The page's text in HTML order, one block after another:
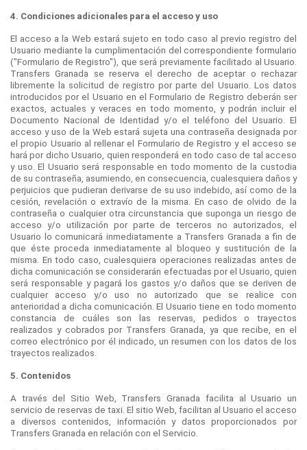
4. Condiciones adicionales para el acceso y uso
El acceso a la Web estará sujeto en todo caso al previo registro del
Usuario mediante la cumplimentación del correspondiente formulario
("Formulario de Registro"), que será previamente facilitado al Usuario.
Transfers Granada se reserva el derecho de aceptar o rechazar
libremente la solicitud de registro por parte del Usuario. Los datos
introducidos por el Usuario en el Formulario de Registro deberán ser
exactos, actuales y veraces en todo momento, y podrán incluir el
Documento Nacional de Identidad y/o el teléfono del Usuario. El
acceso y uso de la Web estará sujeta una contraseña designada por
el propio Usuario al rellenar el Formulario de Registro y el acceso se
hará por dicho Usuario, quien responderá en todo caso de tal acceso
y uso. El Usuario será responsable en todo momento de la custodia
de su contraseña, asumiendo, en consecuencia, cualesquiera daños y
perjuicios que pudieran derivarse de su uso indebido, así como de la
cesión, revelación o extravío de la misma. En caso de olvido de la
contraseña o cualquier otra circunstancia que suponga un riesgo de
acceso y/o utilización por parte de terceros no autorizados, el
Usuario lo comunicará inmediatamente a Transfers Granada a fin de
que éste proceda inmediatamente al bloqueo y sustitución de la
misma. En todo caso, cualesquiera operaciones realizadas antes de
dicha comunicación se considerarán efectuadas por el Usuario, quien
será responsable y pagará los gastos y/o daños que se deriven de
cualquier acceso y/o uso no autorizado que se realice con
anterioridad a dicha comunicación. El Usuario tiene en todo momento
constancia de cuáles son las reservas, pedidos o trayectos
realizados y cobrados por Transfers Granada, ya que recibe, en el
correo electrónico por él indicado, un resumen con los datos de los
trayectos realizados.
5. Contenidos
A través del Sitio Web, Transfers Granada facilita al Usuario un
servicio de reservas de taxi. El sitio Web, facilitan al Usuario el acceso
a diversos contenidos, información y datos proporcionados por
Transfers Granada en relación con el Servicio.